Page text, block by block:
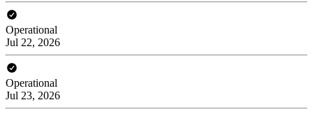
Operational
Jul 22, 2026
Operational
Jul 23, 2026